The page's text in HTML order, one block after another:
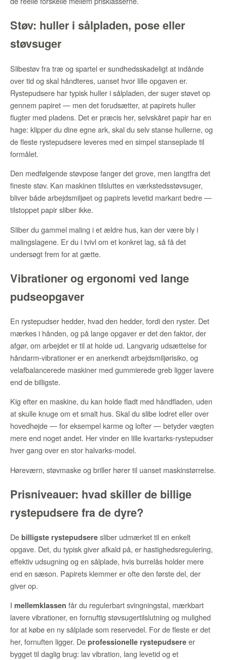
Støv: huller i sålpladen, pose eller
støvsuger
Slibestøv fra træ og spartel er sundhedsskadeligt at indånde
over tid og skal håndteres, uanset hvor lille opgaven er.
Rystepudsere har typisk huller i sålpladen, der suger støvet op
gennem papiret — men det forudsætter, at papirets huller
flugter med pladens. Det er præcis her, selvskåret papir har en
hage: klipper du dine egne ark, skal du selv stanse hullerne, og
de fleste rystepudsere leveres med en simpel stanseplade til
formålet.
Den medfølgende støvpose fanger det grove, men langtfra det
fineste støv. Kan maskinen tilsluttes en værkstedsstøvsuger,
bliver både arbejdsmiljøet og papirets levetid markant bedre —
tilstoppet papir sliber ikke.
Sliber du gammel maling i et ældre hus, kan der være bly i
malingslagene. Er du i tvivl om et konkret lag, så få det
undersøgt frem for at gætte.
Vibrationer og ergonomi ved lange
pudseopgaver
En rystepudser hedder, hvad den hedder, fordi den ryster. Det
mærkes i hånden, og på lange opgaver er det den faktor, der
afgør, om arbejdet er til at holde ud. Langvarig udsættelse for
håndarm-vibrationer er en anerkendt arbejdsmiljørisiko, og
velafbalancerede maskiner med gummierede greb ligger lavere
end de billigste.
Kig efter en maskine, du kan holde fladt med håndfladen, uden
at skulle knuge om et smalt hus. Skal du slibe lodret eller over
hovedhøjde — for eksempel karme og lofter — betyder vægten
mere end noget andet. Her vinder en lille kvartarks-rystepudser
hver gang over en stor halvarks-model.
Høreværn, støvmaske og briller hører til uanset maskinstørrelse.
Prisniveauer: hvad skiller de billige
rystepudsere fra de dyre?
De billigste rystepudsere sliber udmærket til en enkelt
opgave. Det, du typisk giver afkald på, er hastighedsregulering,
effektiv udsugning og en sålplade, hvis burrelås holder mere
end en sæson. Papirets klemmer er ofte den første del, der
giver op.
I mellemklassen får du regulerbart svingningstal, mærkbart
lavere vibrationer, en fornuftig støvsugertilslutning og mulighed
for at købe en ny sålplade som reservedel. For de fleste er det
her, fornuften ligger. De professionelle rystepudsere er
bygget til daglig brug: lav vibration, lang levetid og et